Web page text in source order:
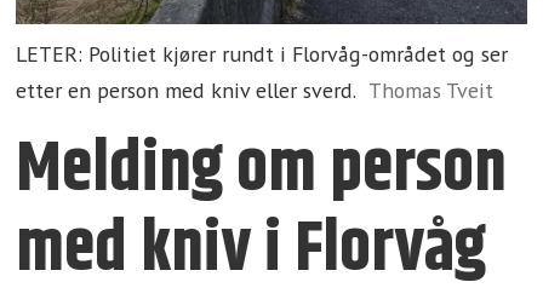
LETER: Politiet kjører rundt i Florvåg-området og ser
etter en person med kniv eller sverd. Thomas Tveit
Melding om person
med kniv i Florvåg